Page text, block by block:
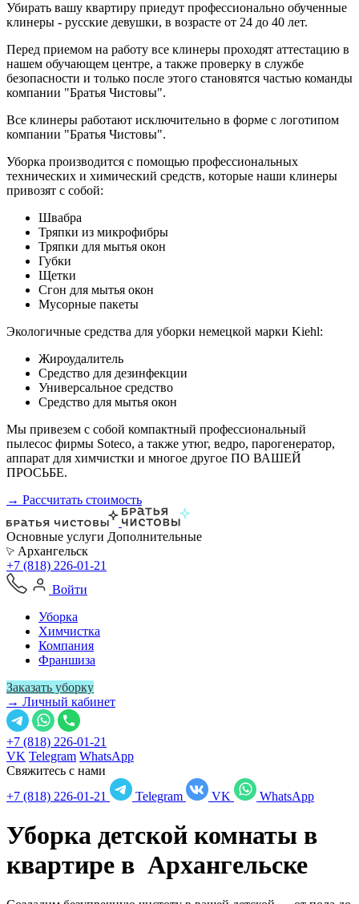
Убирать вашу квартиру приедут профессионально обученные
клинеры - русские девушки, в возрасте от 24 до 40 лет.
Перед приемом на работу все клинеры проходят аттестацию в
нашем обучающем центре, а также проверку в службе
безопасности и только после этого становятся частью команды
компании "Братья Чистовы".
Все клинеры работают исключительно в форме с логотипом
компании "Братья Чистовы".
Уборка производится с помощью профессиональных
технических и химический средств, которые наши клинеры
привозят с собой:
Швабра
Тряпки из микрофибры
Тряпки для мытья окон
Губки
Щетки
Сгон для мытья окон
Мусорные пакеты
Экологичные средства для уборки немецкой марки Kiehl:
Жироудалитель
Средство для дезинфекции
Универсальное средство
Средство для мытья окон
Мы привезем с собой компактный профессиональный
пылесос фирмы Soteco, а также утюг, ведро, парогенератор,
аппарат для химчистки и многое другое ПО ВАШЕЙ
ПРОСЬБЕ.
→ Рассчитать стоимость
Основные услуги Дополнительные
Архангельск
+7 (818) 226-01-21
Войти
Уборка
Химчистка
Компания
Франшиза
Заказать уборку
→ Личный кабинет
+7 (818) 226-01-21
VK Telegram WhatsApp
Свяжитесь с нами
+7 (818) 226-01-21
Telegram VK WhatsApp
Уборка детской комнаты в
квартире в Архангельске